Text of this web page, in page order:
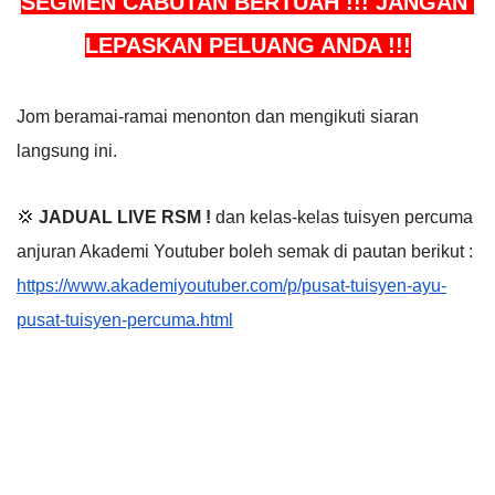
LEPASKAN PELUANG ANDA !!!
Jom beramai-ramai menonton dan mengikuti siaran
langsung ini.
💢 JADUAL LIVE RSM ! dan kelas-kelas tuisyen percuma
anjuran Akademi Youtuber boleh semak di pautan berikut :
https://www.akademiyoutuber.com/p/pusat-tuisyen-ayu-
pusat-tuisyen-percuma.html